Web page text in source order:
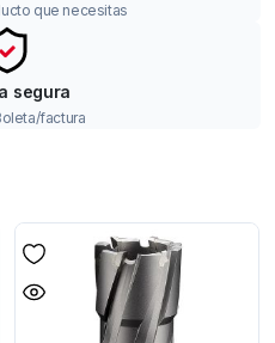
que necesitas
segura
factura